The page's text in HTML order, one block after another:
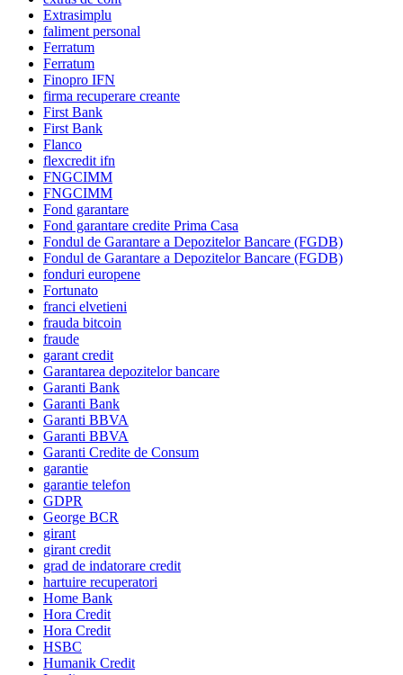
Extrasimplu
faliment personal
Ferratum
Ferratum
Finopro IFN
firma recuperare creante
First Bank
First Bank
Flanco
flexcredit ifn
FNGCIMM
FNGCIMM
Fond garantare
Fond garantare credite Prima Casa
Fondul de Garantare a Depozitelor Bancare (FGDB)
Fondul de Garantare a Depozitelor Bancare (FGDB)
fonduri europene
Fortunato
franci elvetieni
frauda bitcoin
fraude
garant credit
Garantarea depozitelor bancare
Garanti Bank
Garanti Bank
Garanti BBVA
Garanti BBVA
Garanti Credite de Consum
garantie
garantie telefon
GDPR
George BCR
girant
girant credit
grad de indatorare credit
hartuire recuperatori
Home Bank
Hora Credit
Hora Credit
HSBC
Humanik Credit